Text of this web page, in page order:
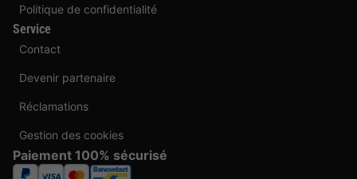
Politique de confidentialité
Service
Contact
Devenir partenaire
Réclamations
Gestion des cookies
Paiement 100% sécurisé